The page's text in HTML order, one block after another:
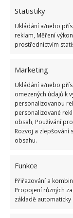
Statistiky
Ukládání a/nebo
reklam, Měření
prostřednictvím
Marketing
Ukládání a/nebo
omezených údajů k
personalizovanou
personalizované
obsah, Používání
Rozvoj a zlepšování
obsahu.
Funkce
Přiřazování a
Propojení různých
základě
OBLÍBENÉ